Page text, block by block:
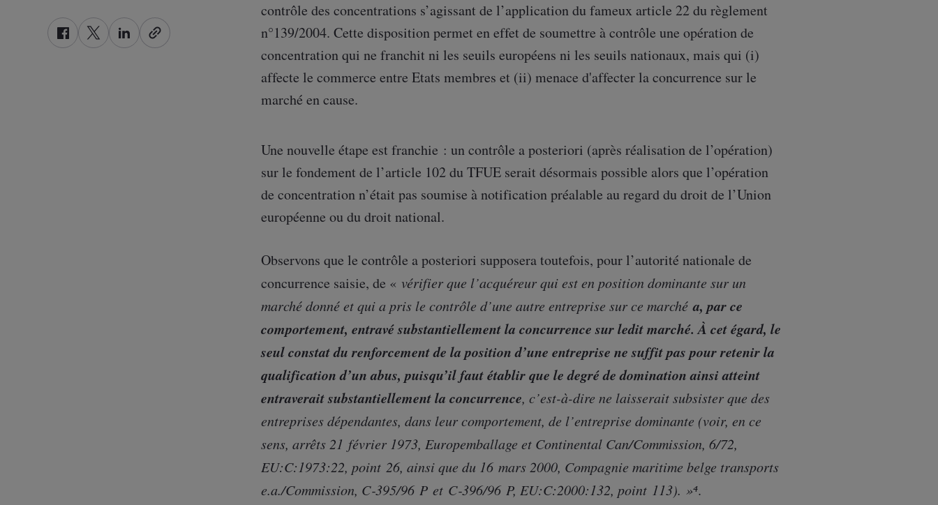
F
T
L
contrôle des concentrations s’agissant de l’application du fameux article 22 du règlement
n°139/2004. Cette disposition permet en effet de soumettre à contrôle une opération de
concentration qui ne franchit ni les seuils européens ni les seuils nationaux, mais qui (i)
affecte le commerce entre Etats membres et (ii) menace d'affecter la concurrence sur le
marché en cause.
Une nouvelle étape est franchie : un contrôle a posteriori (après réalisation de l’opération)
sur le fondement de l’article 102 du TFUE serait désormais possible alors que l’opération
de concentration n’était pas soumise à notification préalable au regard du droit de l’Union
européenne ou du droit national.
Observons que le contrôle a posteriori supposera toutefois, pour l’autorité nationale de
concurrence saisie, de « vérifier que l’acquéreur qui est en position dominante sur un
marché donné et qui a pris le contrôle d’une autre entreprise sur ce marchéa, par ce
comportement, entravé substantiellement la concurrence sur ledit marché. À cet égard, le
seul constat du renforcement de la position d’une entreprise ne suffit pas pour retenir la
qualification d’un abus, puisqu’il faut établir que le degré de domination ainsi atteint
entraverait substantiellement la concurrence, c’est-à-dire ne laisserait subsister que des
entreprises dépendantes, dans leur comportement, de l’entreprise dominante (voir, en ce
sens, arrêts 21 février 1973, Europemballage et Continental Can/Commission, 6/72,
EU:C:1973:22, point 26, ainsi que du 16 mars 2000, Compagnie maritime belge transports
e.a./Commission, C‑395/96 P et C‑396/96 P, EU:C:2000:132, point 113). »⁴.